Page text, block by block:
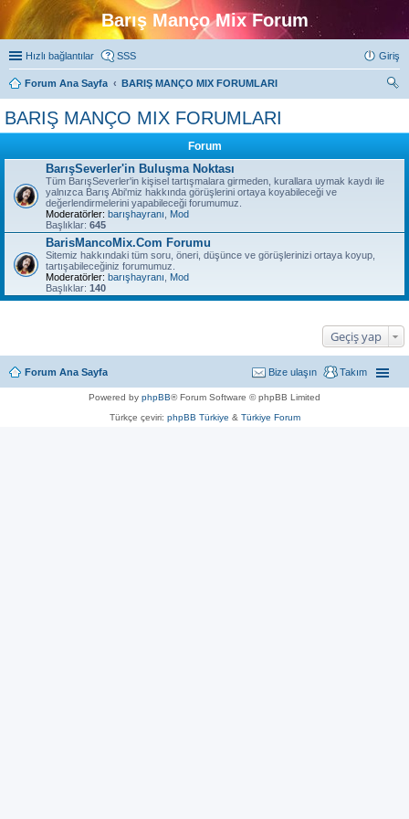
Barış Manço Mix Forum
Hızlı bağlantılar SSS Giriş
Forum Ana Sayfa
BARIŞ MANÇO MIX FORUMLARI
BARIŞ MANÇO MIX FORUMLARI
Forum
BarışSeverler'in Buluşma Noktası
Tüm BarışSeverler'in kişisel tartışmalara girmeden, kurallara uymak kaydı ile
yalnızca Barış Abi'miz hakkında görüşlerini ortaya koyabileceği ve
değerlendirmelerini yapabileceği forumumuz.
Moderatörler: barışhayranı
Mod
Başlıklar: 645
BarisMancoMix.Com Forumu
Sitemiz hakkındaki tüm soru, öneri, düşünce ve görüşlerinizi ortaya koyup,
tartışabileceğiniz forumumuz.
Moderatörler: barışhayranı
Mod
Başlıklar: 140
Geçiş yap
Forum Ana Sayfa Takım
Bize ulaşın
Powered by phpBB® Forum Software © phpBB Limited
Türkçe çeviri: phpBB Türkiye & Türkiye Forum